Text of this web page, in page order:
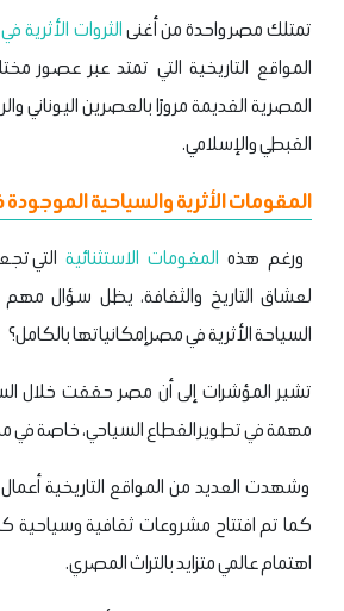
تمتلك مصر واحدة من أغنىالثروات الأثرية
المواقع التاريخية التي تمتد عبر عصور
المصرية القديمة مرورًا بالعصرين اليوناني
القبطي والإسلامي.
المقومات الأثرية والسياحية
ورغم هذه المقومات الاستثنائية التي
لعشاق التاريخ والثقافة، يظل سؤال
السياحة الأثرية في مصر إمكانياتها بالكامل؟
تشير المؤشرات إلى أن مصر حققت خلال
مهمة في تطوير القطاع السياحي، خاصة في
وشهدت العديد من المواقع التاريخية
كما تم افتتاح مشروعات ثقافية
اهتمام عالمي متزايد بالتراث المصري.